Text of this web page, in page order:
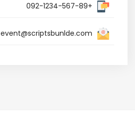
+092-1234-567-89
event@scriptsbunlde.com